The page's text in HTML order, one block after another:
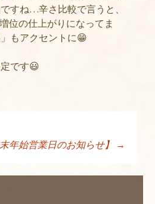
すね…辛さ比較で言うと、
位の仕上がりになってま
もアクセントに😁
です😃
ゲーショ
末年始営業日のお知らせ】 →